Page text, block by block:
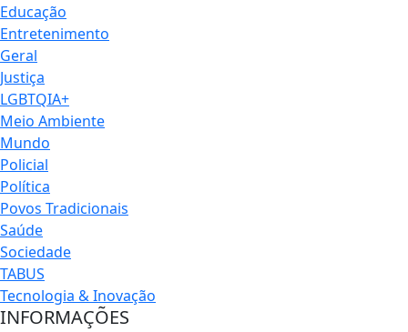
Educação
Entretenimento
Geral
Justiça
LGBTQIA+
Meio Ambiente
Mundo
Policial
Política
Povos Tradicionais
Saúde
Sociedade
TABUS
Tecnologia & Inovação
INFORMAÇÕES